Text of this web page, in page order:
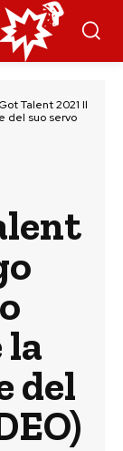
Talent 2021 Il
del suo servo
la
del